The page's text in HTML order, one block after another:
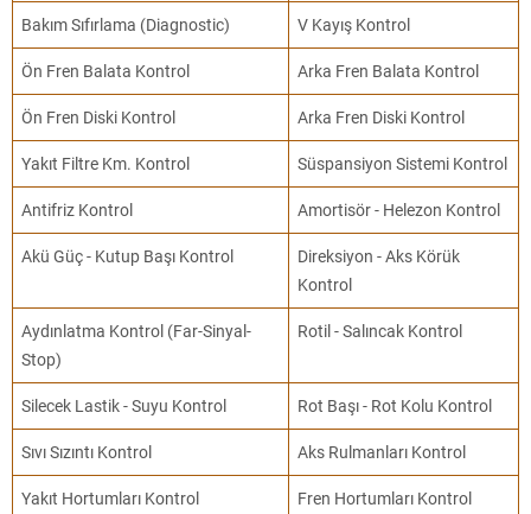
Bakım Sıfırlama (Diagnostic) V Kayış Kontrol
Ön Fren Balata Kontrol Arka Fren Balata Kontrol
Ön Fren Diski Kontrol Arka Fren Diski Kontrol
Yakıt Filtre Km. Kontrol Süspansiyon Sistemi Kontrol
Antifriz Kontrol Amortisör - Helezon Kontrol
Akü Güç - Kutup Başı Kontrol
Direksiyon - Aks Körük
Kontrol
Aydınlatma Kontrol (Far-Sinyal-
Stop)
Rotil - Salıncak Kontrol
Silecek Lastik - Suyu Kontrol Rot Başı - Rot Kolu Kontrol
Sıvı Sızıntı Kontrol Aks Rulmanları Kontrol
Yakıt Hortumları Kontrol Fren Hortumları Kontrol